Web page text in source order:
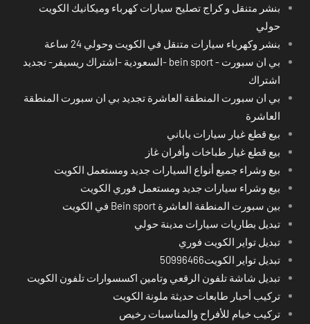
بنشر متنقل و كراج تصليح سيارات كهرباء وميكانيك الكويت
حولي
بنشر وكهرباء سيارات متنقل في الكويت وحولي 24 ساعة
بي ان سبورت - bein sport -السعودية -اشتراك ريسيفر- تجديد
اشتراك
بي ان سبورت المنطقة العاشرة تجديد بي ان سبورت المنطقة
العاشرة
بيع قطع غيار سيارات ياباني
بيع قطع غيار طباخات وأفران غاز
بيع وشراء جميع أنواع السيارات جديد ومستعمل الكويت
بيع وشراء سيارات جديد ومستعمل فوري الكويت
بين سبورت المنطقة العاشرة Bein sport في الكويت
تبديل بطاريات سيارات مدينة حولي
تبديل تواير الكويت فوري
تبديل تواير الكويت50996466
تبديل شاشة تلفون الرقعي وتامين اكسسوارات تلفون الكويت
تركيب أحبار طابعات حديثة ملونة الكويت
تركيب خيام للأفراح والمناسبات رخيص